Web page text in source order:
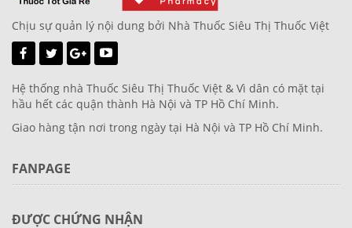
Chịu sự quản lý nội dung bởi Nhà Thuốc Siêu Thị Thuốc Việt
Hệ thống nhà Thuốc Siêu Thị Thuốc Việt & Vì dân có mặt tại
hầu hết các quận thành Hà Nội và TP Hồ Chí Minh.
Giao hàng tận nơi trong ngày tại Hà Nội và TP Hồ Chí Minh.
FANPAGE
ĐƯỢC CHỨNG NHẬN